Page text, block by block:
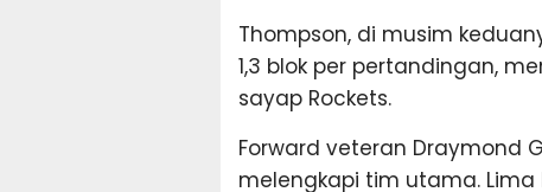
Thompson, di musim
1,3 blok per pertandingan,
sayap Rockets.
Forward veteran Draymond
melengkapi tim utama. Lima